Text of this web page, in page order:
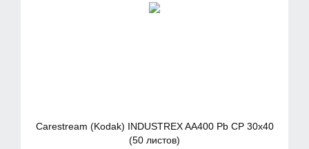
Carestream (Kodak) INDUSTREX AA400 Pb CP 30x40
(50 листов)